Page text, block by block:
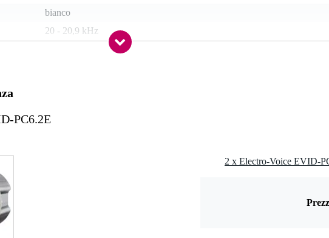
bianco
20 - 20,9 kHz
incluso
PC6.2E
PC6.2E